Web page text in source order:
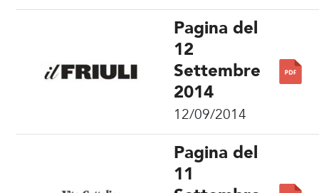
Pagina del
12
Settembre
2014
12/09/2014
Pagina del
11